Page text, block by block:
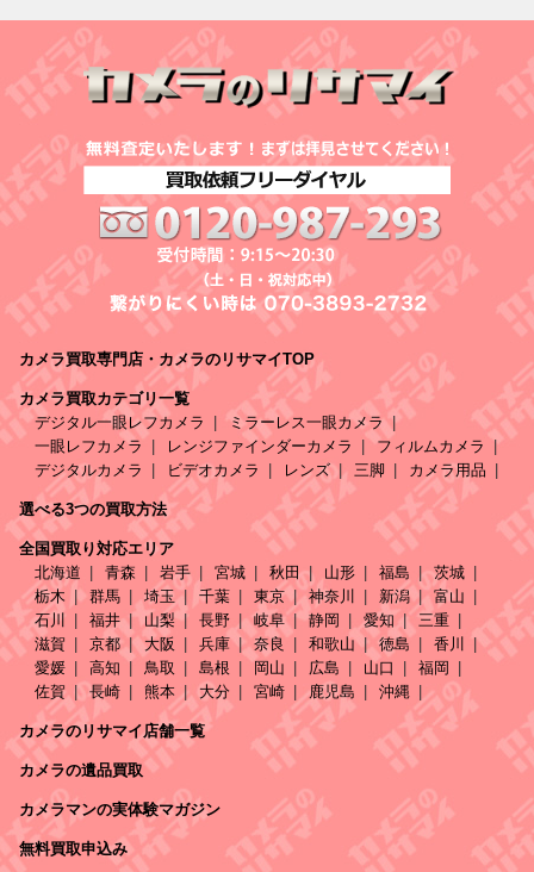
カメラ買取専門店・カメラのリサマイTOP
カメラ買取カテゴリ一覧
デジタル一眼レフカメラ
ミラーレス一眼カメラ
一眼レフカメラ
レンジファインダーカメラ
フィルムカメラ
デジタルカメラ
ビデオカメラ レンズ 三脚 カメラ用品
選べる3つの買取方法
全国買取り対応エリア
北海道
青森 岩手 宮城 秋田 山形 福島
茨城
栃木
群馬 埼玉 千葉 東京 神奈川 新潟
富山
石川
福井 山梨 長野 岐阜 静岡 愛知
三重
滋賀
京都 大阪 兵庫 奈良 和歌山 徳島
香川
愛媛
高知 鳥取 島根 岡山 広島 山口
福岡
佐賀
長崎 熊本 大分 宮崎 鹿児島 沖縄
カメラのリサマイ店舗一覧
カメラの遺品買取
カメラマンの実体験マガジン
無料買取申込み